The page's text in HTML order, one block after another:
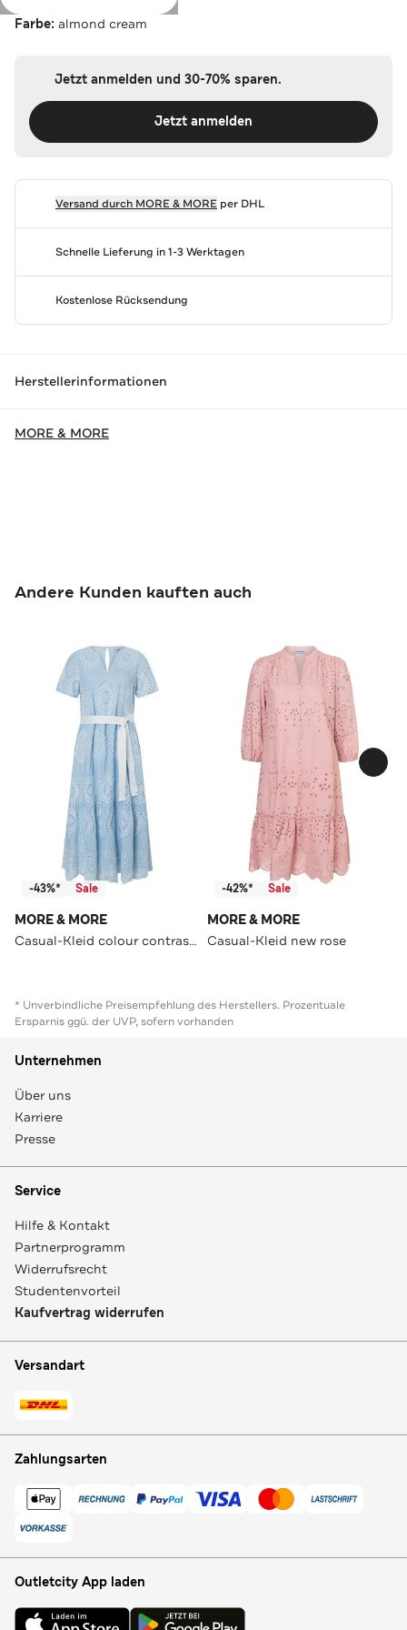
Farbe: almond cream
Jetzt anmelden und 30-70% sparen.
Jetzt anmelden
Versand durch MORE & MOREper DHL
Schnelle Lieferung in 1-3 Werktagen
Kostenlose Rücksendung
Herstellerinformationen
MORE & MORE
Andere Kunden kauften auch
-43%* Sale
MORE & MORE
Casual-Kleid colour contrast lace
-42%* Sale
MORE & MORE
Casual-Kleid new rose
* Unverbindliche Preisempfehlung des Herstellers. Prozentuale
Ersparnis ggü. der UVP, sofern vorhanden
Unternehmen
Über uns
Karriere
Presse
Service
Hilfe & Kontakt
Partnerprogramm
Widerrufsrecht
Studentenvorteil
Kaufvertrag widerrufen
Versandart
Zahlungsarten
Outletcity App laden